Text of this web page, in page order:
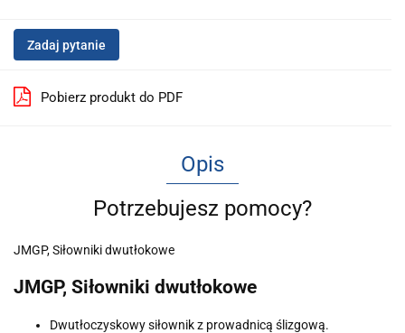
Zadaj pytanie
Pobierz produkt do PDF
Opis
Potrzebujesz pomocy?
JMGP, Siłowniki dwutłokowe
JMGP, Siłowniki dwutłokowe
Dwutłoczyskowy siłownik z prowadnicą ślizgową.